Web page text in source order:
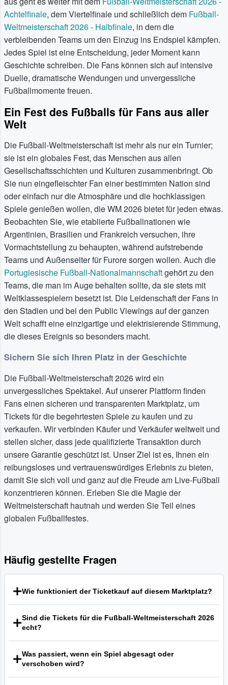
Achtelfinale, dem Viertelfinale und schließlich dem Fußball-
Weltmeisterschaft 2026 - Halbfinale, in dem die
verbleibenden Teams um den Einzug ins Endspiel kämpfen.
Jedes Spiel ist eine Entscheidung, jeder Moment kann
Geschichte schreiben. Die Fans können sich auf intensive
Duelle, dramatische Wendungen und unvergessliche
Fußballmomente freuen.
Ein Fest des Fußballs für Fans aus aller
Welt
Die Fußball-Weltmeisterschaft ist mehr als nur ein Turnier;
sie ist ein globales Fest, das Menschen aus allen
Gesellschaftsschichten und Kulturen zusammenbringt. Ob
Sie nun eingefleischter Fan einer bestimmten Nation sind
oder einfach nur die Atmosphäre und die hochklassigen
Spiele genießen wollen, die WM 2026 bietet für jeden etwas.
Beobachten Sie, wie etablierte Fußballnationen wie
Argentinien, Brasilien und Frankreich versuchen, ihre
Vormachtstellung zu behaupten, während aufstrebende
Teams und Außenseiter für Furore sorgen wollen. Auch die
Portugiesische Fußball-Nationalmannschaftgehört zu den
Teams, die man im Auge behalten sollte, da sie stets mit
Weltklassespielern besetzt ist. Die Leidenschaft der Fans in
den Stadien und bei den Public Viewings auf der ganzen
Welt schafft eine einzigartige und elektrisierende Stimmung,
die dieses Ereignis so besonders macht.
Sichern Sie sich Ihren Platz in der Geschichte
Die Fußball-Weltmeisterschaft 2026 wird ein
unvergessliches Spektakel. Auf unserer Plattform finden
Fans einen sicheren und transparenten Marktplatz, um
Tickets für die begehrtesten Spiele zu kaufen und zu
verkaufen. Wir verbinden Käufer und Verkäufer weltweit und
stellen sicher, dass jede qualifizierte Transaktion durch
unsere Garantie geschützt ist. Unser Ziel ist es, Ihnen ein
reibungsloses und vertrauenswürdiges Erlebnis zu bieten,
damit Sie sich voll und ganz auf die Freude am Live-Fußball
konzentrieren können. Erleben Sie die Magie der
Weltmeisterschaft hautnah und werden Sie Teil eines
globalen Fußballfestes.
Häufig gestellte Fragen
Wie funktioniert der Ticketkauf auf diesem Marktplatz?
und Verkäufer von Tickets für Live-Events
zusammenbringt. Verkäufer legen ihre eigenen Preise fest,
die über oder unter dem ursprünglichen Nennwert liegen
können. Sobald Sie ein Ticketangebot gefunden haben,
das Ihnen zusagt, können Sie den Kauf sicher über unsere
Sind die Tickets für die Fußball-Weltmeisterschaft 2026
echt?
Umgebung für den Ticketkauf zu schaffen. Jede
qualifizierte Bestellung auf unserer Plattform wird durch
unsere Garantie unterstützt, die darauf ausgelegt ist,
Was passiert, wenn ein Spiel abgesagt oder
verschoben wird?